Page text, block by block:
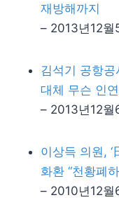
재방해까지
– 2013년12월
김석기 공항공
대체 무슨 인
– 2013년12월
이상득 의원, ‘
화환 “천황폐
– 2010년12월